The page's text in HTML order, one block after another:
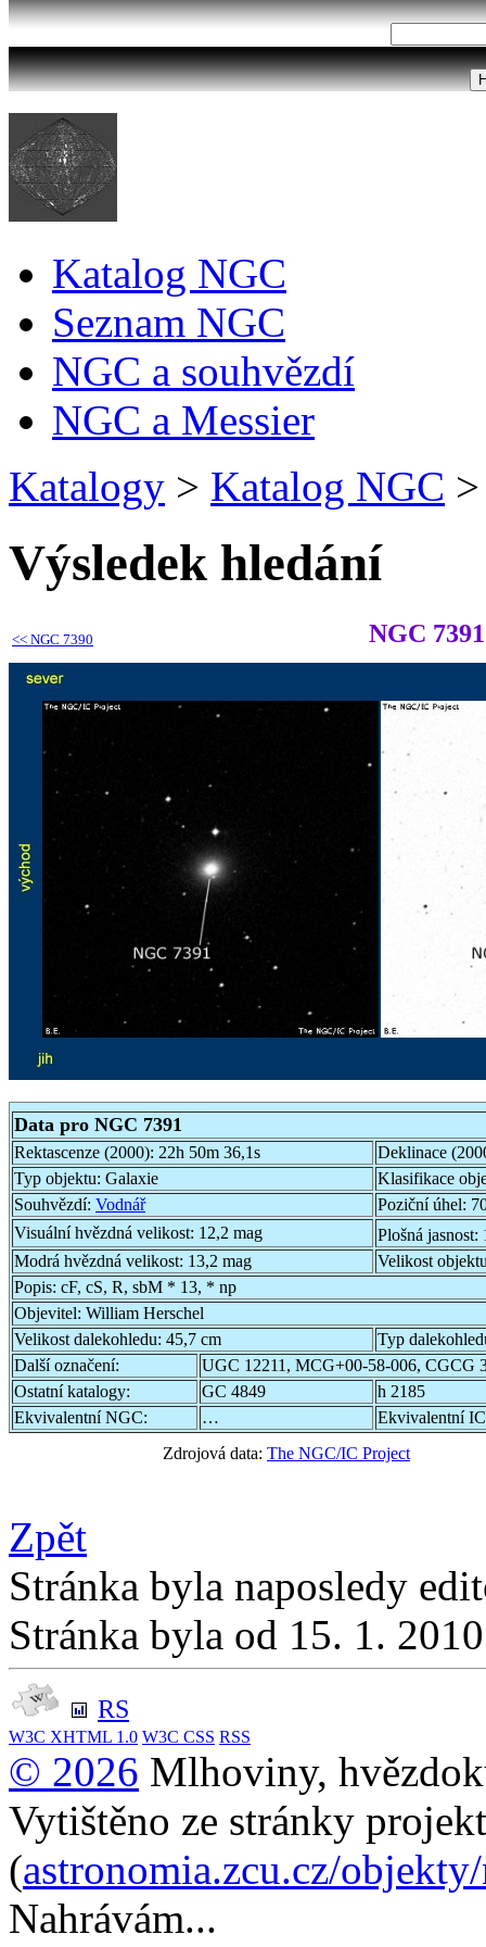
Katalog NGC
Seznam NGC
NGC a souhvězdí
NGC a Messier
Katalogy > Katalog NGC >
Výsledek hledání
<< NGC 7390 NGC 7391
Data pro NGC 7391
Rektascenze (2000): 22h 50m 36,1s
Deklinace
Typ objektu: Galaxie
Klasifikace
Souhvězdí: Vodnář Poziční úhel:
Visuální hvězdná velikost: 12,2 mag Plošná jasnost:
Modrá hvězdná velikost: 13,2 mag
Velikost
Popis: cF, cS, R, sbM * 13, * np
Objevitel: William Herschel
Velikost dalekohledu: 45,7 cm
Typ
Další označení:
UGC 12211, MCG+00-58-006, CGCG
Ostatní katalogy:
GC 4849
h 2185
Ekvivalentní NGC:
…
Ekvivalentní
Zdrojová data: The NGC/IC Project
Zpět
Stránka byla naposledy
Stránka byla od 15. 1.
RS
W3C XHTML 1.0 W3C CSS RSS
© 2026 Mlhoviny,
Vytištěno ze stránky
(astronomia.zcu.cz/
Nahrávám...